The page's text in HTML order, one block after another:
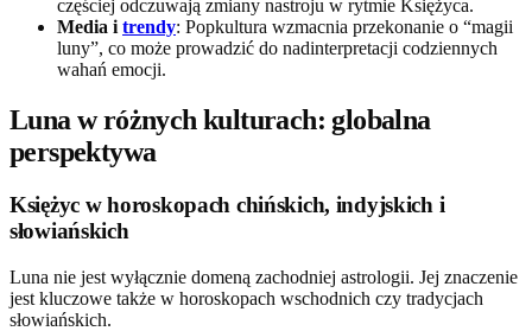
częściej odczuwają zmiany nastroju w rytmie Księżyca.
Media itrendy: Popkultura wzmacnia przekonanie o “magii
luny”, co może prowadzić do nadinterpretacji codziennych
wahań emocji.
Luna w różnych kulturach: globalna
perspektywa
Księżyc w horoskopach chińskich, indyjskich i
słowiańskich
Luna nie jest wyłącznie domeną zachodniej astrologii. Jej znaczenie
jest kluczowe także w horoskopach wschodnich czy tradycjach
słowiańskich.